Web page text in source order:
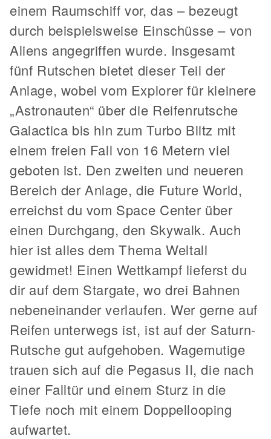
einem Raumschiff vor, das – bezeugt
durch beispielsweise Einschüsse – von
Aliens angegriffen wurde. Insgesamt
fünf Rutschen bietet dieser Teil der
Anlage, wobei vom Explorer für kleinere
„Astronauten“ über die Reifenrutsche
Galactica bis hin zum Turbo Blitz mit
einem freien Fall von 16 Metern viel
geboten ist. Den zweiten und neueren
Bereich der Anlage, die Future World,
erreichst du vom Space Center über
einen Durchgang, den Skywalk. Auch
hier ist alles dem Thema Weltall
gewidmet! Einen Wettkampf lieferst du
dir auf dem Stargate, wo drei Bahnen
nebeneinander verlaufen. Wer gerne auf
Reifen unterwegs ist, ist auf der Saturn-
Rutsche gut aufgehoben. Wagemutige
trauen sich auf die Pegasus II, die nach
einer Falltür und einem Sturz in die
Tiefe noch mit einem Doppellooping
aufwartet.